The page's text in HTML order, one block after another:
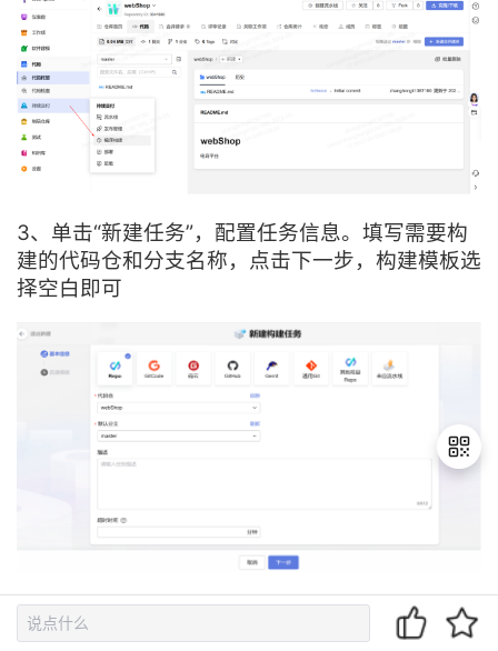
3、单击“新建任务”，配置任务信息。填写需要构
建的代码仓和分支名称，点击下一步，构建模板选
择空白即可
4、配置构建步骤